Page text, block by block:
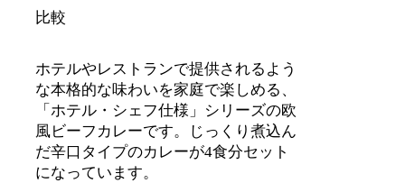
比較
ホテルやレストランで提供されるよう
な本格的な味わいを家庭で楽しめる、
「ホテル・シェフ仕様」シリーズの欧
風ビーフカレーです。じっくり煮込ん
だ辛口タイプのカレーが4食分セット
になっています。